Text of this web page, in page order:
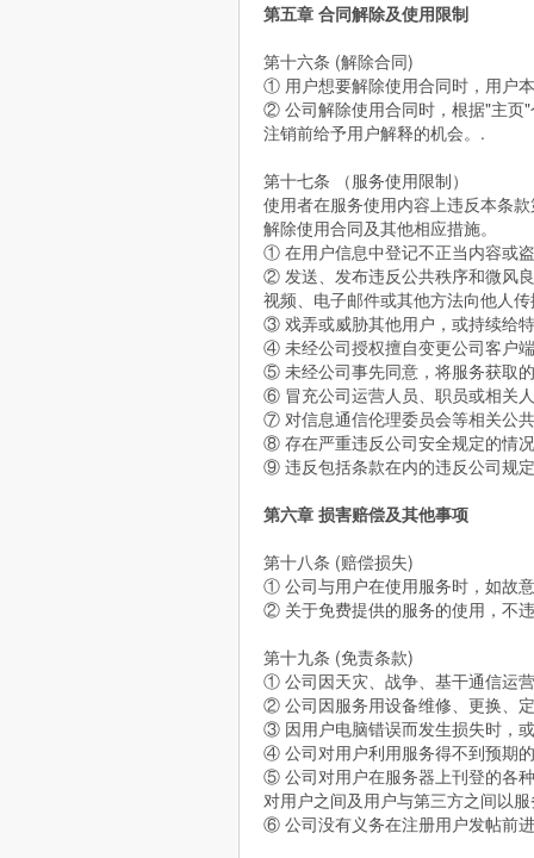
第五章 合同解除及使用限制
第十六条 (解除合同)
① 用户想要解除使用合同时，用户
② 公司解除使用合同时，根据"主页
注销前给予用户解释的机会。.
第十七条 （服务使用限制）
使用者在服务使用内容上违反本条
解除使用合同及其他相应措施。
① 在用户信息中登记不正当内容或
② 发送、发布违反公共秩序和微风
视频、电子邮件或其他方法向他人
③ 戏弄或威胁其他用户，或持续给
④ 未经公司授权擅自变更公司客户
⑤ 未经公司事先同意，将服务获取
⑥ 冒充公司运营人员、职员或相关
⑦ 对信息通信伦理委员会等相关公
⑧ 存在严重违反公司安全规定的情况
⑨ 违反包括条款在内的违反公司规
第六章 损害赔偿及其他事项
第十八条 (赔偿损失)
① 公司与用户在使用服务时，如故
② 关于免费提供的服务的使用，不
第十九条 (免责条款)
① 公司因天灾、战争、基干通信运
② 公司因服务用设备维修、更换、
③ 因用户电脑错误而发生损失时，
④ 公司对用户利用服务得不到预期
⑤ 公司对用户在服务器上刊登的各
对用户之间及用户与第三方之间以
⑥ 公司没有义务在注册用户发帖前